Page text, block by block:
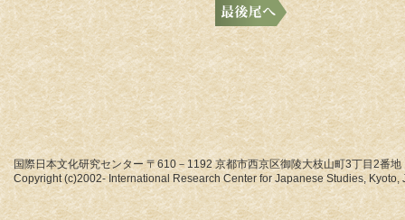
国際日本文化研究センター 〒610－1192 京都市西京区御陵大枝山町3丁目2番地
Copyright (c)2002- International Research Center for Japanese Studies, Kyoto,